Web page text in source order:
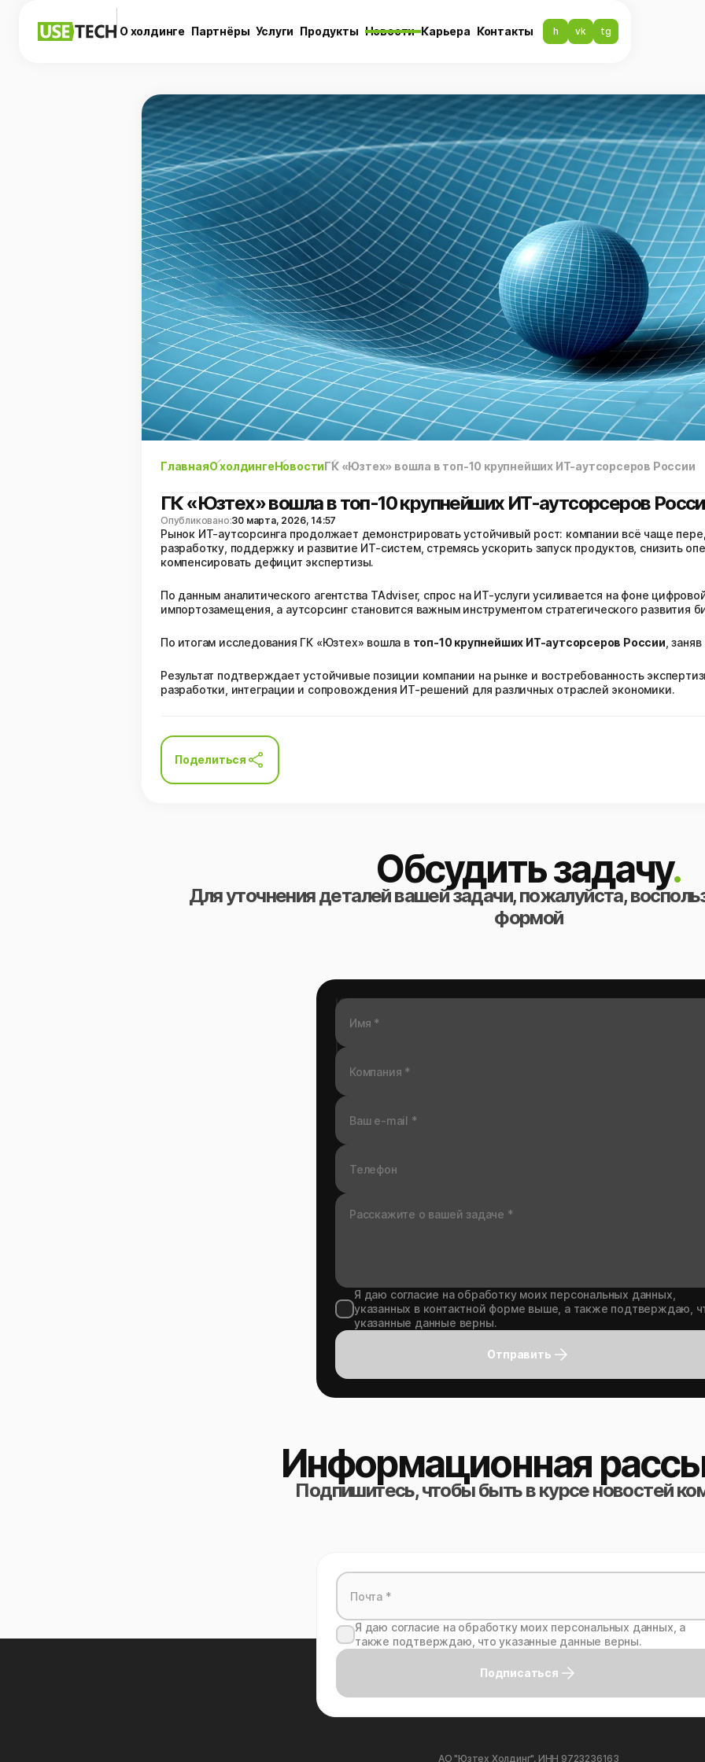
О холдинге Партнёры Услуги Продукты Новости Карьера Контакты h vk tg
ГлавнаяО холдингеНовостиГК «Юзтех» вошла в топ-10 крупнейших ИТ-аутсорсеров России
ГК «Юзтех» вошла в топ-10 крупнейших ИТ-аутсорсеров
Опубликовано:30 марта, 2026, 14:57
Рынок ИТ-аутсорсинга продолжает демонстрировать устойчивый рост: компании всё чаще
разработку, поддержку и развитие ИТ-систем, стремясь ускорить запуск продуктов, снизить
компенсировать дефицит экспертизы.
По данным аналитического агентства TAdviser, спрос на ИТ-услуги усиливается на фоне
импортозамещения, а аутсорсинг становится важным инструментом стратегического развития
По итогам исследования ГК «Юзтех» вошла в топ-10 крупнейших ИТ-аутсорсеров России ,
Результат подтверждает устойчивые позиции компании на рынке и востребованность
разработки, интеграции и сопровождения ИТ-решений для различных отраслей экономики.
Поделиться
Обсудить задачу.
Для уточнения деталей вашей задачи, пожалуйста,
формой
Я даю согласие на обработку моих персональных данных,
указанных в контактной форме выше, а также подтверждаю,
указанные данные верны.
Отправить
Информационная
Подпишитесь, чтобы быть в курсе новостей
Я даю согласие на обработку моих персональных данных, а
также подтверждаю, что указанные данные верны.
Подписаться
АО "Юзтех Холдинг", ИНН 9723236163